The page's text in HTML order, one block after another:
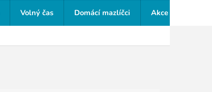
Volný čas Domácí mazlíčci Akce a slevy